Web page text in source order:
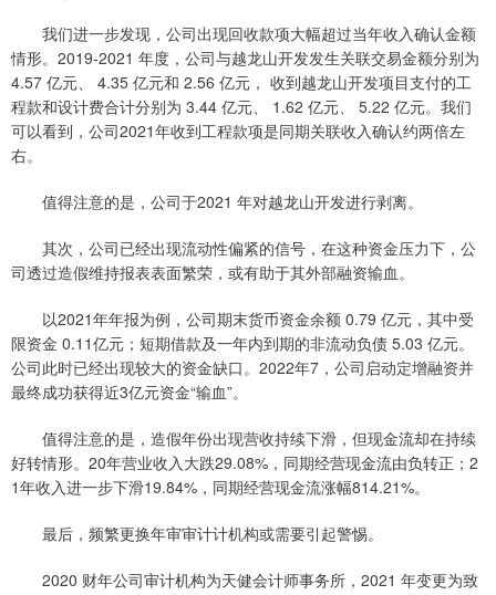
我们进一步发现，公司出现回收款项大幅超过当年收入确认金额
情形。2019-2021 年度，公司与越龙山开发发生关联交易金额分别为
4.57 亿元、 4.35 亿元和 2.56 亿元， 收到越龙山开发项目支付的工
程款和设计费合计分别为 3.44 亿元、 1.62 亿元、 5.22 亿元。我们
可以看到，公司2021年收到工程款项是同期关联收入确认约两倍左
右。
值得注意的是，公司于2021 年对越龙山开发进行剥离。
其次，公司已经出现流动性偏紧的信号，在这种资金压力下，公
司透过造假维持报表表面繁荣，或有助于其外部融资输血。
以2021年年报为例，公司期末货币资金余额 0.79 亿元，其中受
限资金 0.11亿元；短期借款及一年内到期的非流动负债 5.03 亿元。
公司此时已经出现较大的资金缺口。2022年7，公司启动定增融资并
最终成功获得近3亿元资金“输血”。
值得注意的是，造假年份出现营收持续下滑，但现金流却在持续
好转情形。20年营业收入大跌29.08%，同期经营现金流由负转正；2
1年收入进一步下滑19.84%，同期经营现金流涨幅814.21%。
最后，频繁更换年审审计计机构或需要引起警惕。
2020 财年公司审计机构为天健会计师事务所，2021 年变更为致